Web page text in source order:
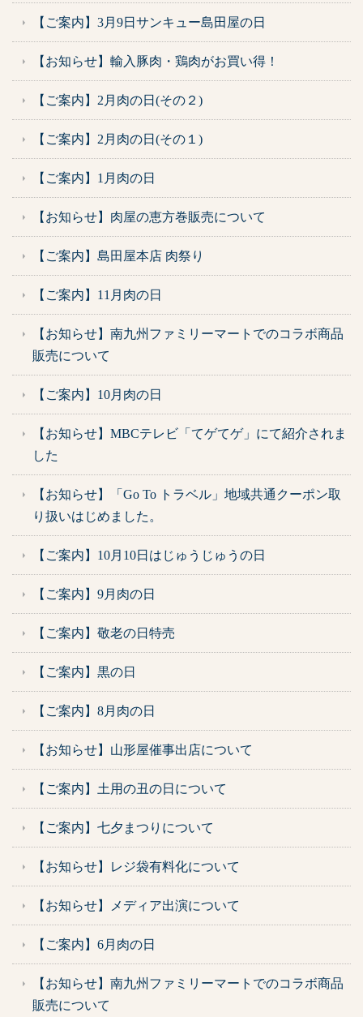
【ご案内】3月9日サンキュー島田屋の日
【お知らせ】輸入豚肉・鶏肉がお買い得！
【ご案内】2月肉の日(その２)
【ご案内】2月肉の日(その１)
【ご案内】1月肉の日
【お知らせ】肉屋の恵方巻販売について
【ご案内】島田屋本店 肉祭り
【ご案内】11月肉の日
【お知らせ】南九州ファミリーマートでのコラボ商品
販売について
【ご案内】10月肉の日
【お知らせ】MBCテレビ「てゲてゲ」にて紹介されま
した
【お知らせ】「Go To トラベル」地域共通クーポン取
り扱いはじめました。
【ご案内】10月10日はじゅうじゅうの日
【ご案内】9月肉の日
【ご案内】敬老の日特売
【ご案内】黒の日
【ご案内】8月肉の日
【お知らせ】山形屋催事出店について
【ご案内】土用の丑の日について
【ご案内】七夕まつりについて
【お知らせ】レジ袋有料化について
【お知らせ】メディア出演について
【ご案内】6月肉の日
【お知らせ】南九州ファミリーマートでのコラボ商品
販売について